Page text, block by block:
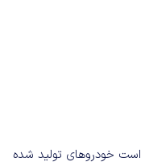
است خودروهای تولید شده